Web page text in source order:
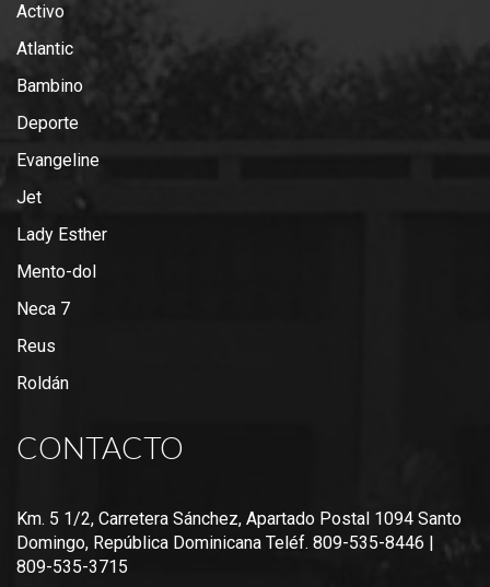
Activo
Atlantic
Bambino
Deporte
Evangeline
Jet
Lady Esther
Mento-dol
Neca 7
Reus
Roldán
CONTACTO
Km. 5 1/2, Carretera Sánchez, Apartado Postal 1094 Santo
Domingo, República Dominicana Teléf. 809-535-8446 |
809-535-3715